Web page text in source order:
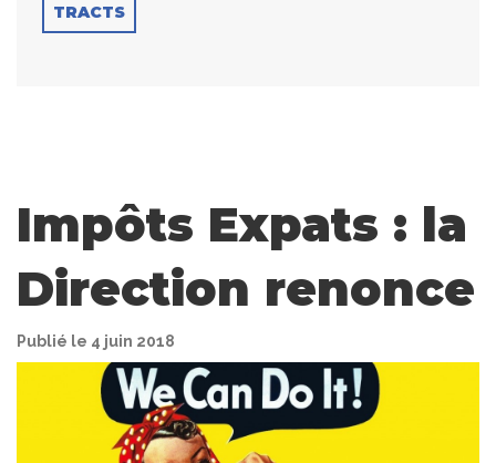
TRACTS
Impôts Expats : la
Direction renonce
Publié le 4 juin 2018